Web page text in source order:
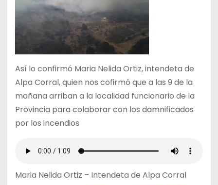
Así lo confirmó Maria Nelida Ortiz, intendeta de
Alpa Corral, quien nos cofirmó que a las 9 de la
mañana arriban a la localidad funcionario de la
Provincia para colaborar con los damnificados
por los incendios
Maria Nelida Ortiz – Intendeta de Alpa Corral